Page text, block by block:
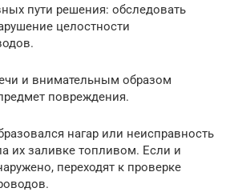
пути решения: обследовать
целостности
и внимательным образом
повреждения.
нагар или неисправность
их заливке топливом. Если и
переходят к проверке